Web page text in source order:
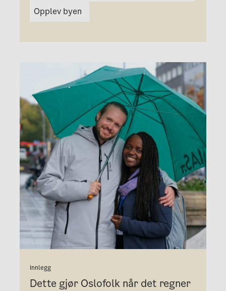
Opplev byen
Innlegg
Dette gjør Oslofolk når det regner